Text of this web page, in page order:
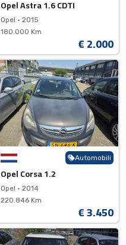
Opel Astra 1.6 CDTI
Opel • 2015
180.000 Km
€ 2.000
Automobili
Opel Corsa 1.2
Opel • 2014
220.846 Km
€ 3.450